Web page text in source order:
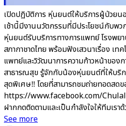
เปิดปฏิบัติการ หุ่นยนต์ให้บริการผู้ป่วยน
เช้านี้มีงานนวัตกรรมที่มีประโยชน์กับพว
หุ่นยนต์รับบริการทางการแพทย์ โรงพย
สภากาชาดไทย พร้อมฟังเสวนาเรื่อง เท
แพทย์และวิวัฒนาการความก้าวหน้าของ
สาธารณสุข รู้จักกับน้องหุ่นยนต์ที่ให้บริ
สุดพิเศษ‼️ โดยที่สามารถชมถ่ายทอดสด
https://www.facebook.com/
ฝากกดติดตามและเป็นกำลังใจให้ทีมเรา
See more